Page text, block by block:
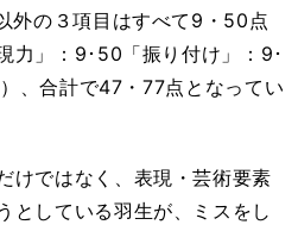
外の３項目はすべて9・50点
力」：9･50「振り付け」：9･
、合計で47・77点となってい
けではなく、表現・芸術要素
としている羽生が、ミスをし